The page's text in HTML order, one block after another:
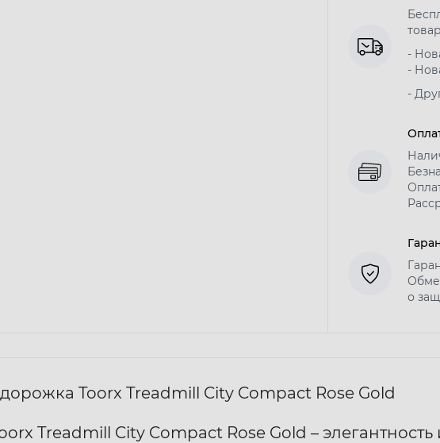
-
-
-
о
Toorx Treadmill City Compact Rose Gold
Treadmill City Compact Rose Gold –